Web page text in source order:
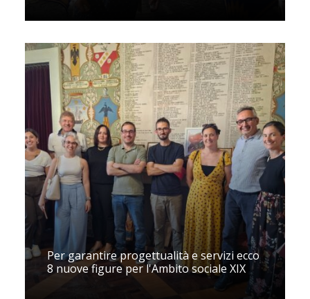
Per garantire progettualità e servizi ecco
8 nuove figure per l'Ambito sociale XIX